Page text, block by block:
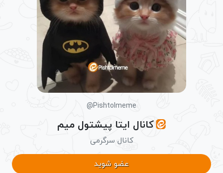
@Pishtolmeme
کانال ایتا پیشتول میم
کانال سرگرمی
عضو شوید